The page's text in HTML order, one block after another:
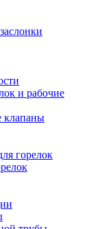
и рабочие
клапаны
горелок